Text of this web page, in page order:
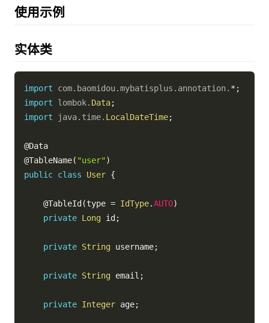
使用示例
实体类
import com. baomidou.mybatisplus . annotation. * ;
import
lombok. Data;
import
java. time. LocalDateTime;
@Data
@TableName( "user")
public class User {
@TableId (type = IdType.AUTO)
private Long id ;
private String username;
private String email ;
private Integer age;